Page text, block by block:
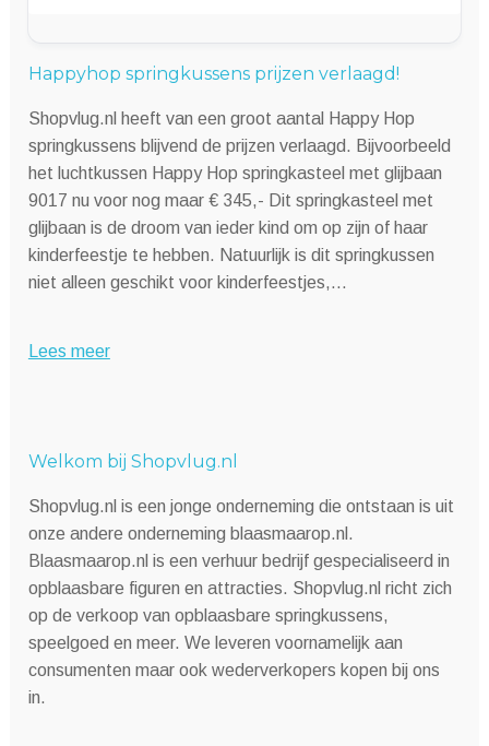
Happyhop springkussens prijzen verlaagd!
Shopvlug.nl heeft van een groot aantal Happy Hop
springkussens blijvend de prijzen verlaagd. Bijvoorbeeld
het luchtkussen Happy Hop springkasteel met glijbaan
9017 nu voor nog maar € 345,- Dit springkasteel met
glijbaan is de droom van ieder kind om op zijn of haar
kinderfeestje te hebben. Natuurlijk is dit springkussen
niet alleen geschikt voor kinderfeestjes,…
Lees meer
Welkom bij Shopvlug.nl
Shopvlug.nl is een jonge onderneming die ontstaan is uit
onze andere onderneming blaasmaarop.nl.
Blaasmaarop.nl is een verhuur bedrijf gespecialiseerd in
opblaasbare figuren en attracties. Shopvlug.nl richt zich
op de verkoop van opblaasbare springkussens,
speelgoed en meer. We leveren voornamelijk aan
consumenten maar ook wederverkopers kopen bij ons
in.